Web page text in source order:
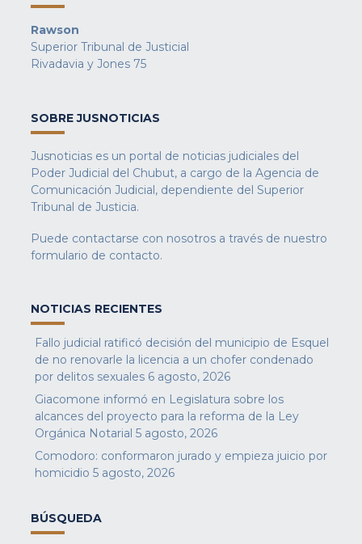
Rawson
Superior Tribunal de Justicial
Rivadavia y Jones 75
SOBRE JUSNOTICIAS
Jusnoticias es un portal de noticias judiciales del
Poder Judicial del Chubut, a cargo de la Agencia de
Comunicación Judicial, dependiente del Superior
Tribunal de Justicia.
Puede contactarse con nosotros a través de nuestro
formulario de contacto.
NOTICIAS RECIENTES
Fallo judicial ratificó decisión del municipio de Esquel
de no renovarle la licencia a un chofer condenado
por delitos sexuales 6 agosto, 2026
Giacomone informó en Legislatura sobre los
alcances del proyecto para la reforma de la Ley
Orgánica Notarial 5 agosto, 2026
Comodoro: conformaron jurado y empieza juicio por
homicidio 5 agosto, 2026
BÚSQUEDA